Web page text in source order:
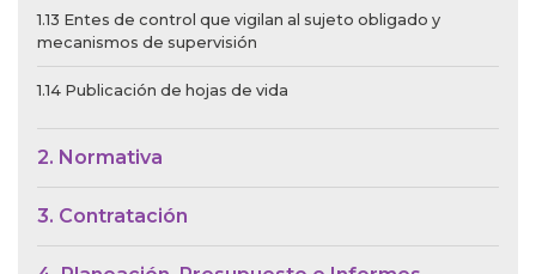
1.13 Entes de control que vigilan al sujeto obligado y
mecanismos de supervisión
1.14 Publicación de hojas de vida
2. Normativa
3. Contratación